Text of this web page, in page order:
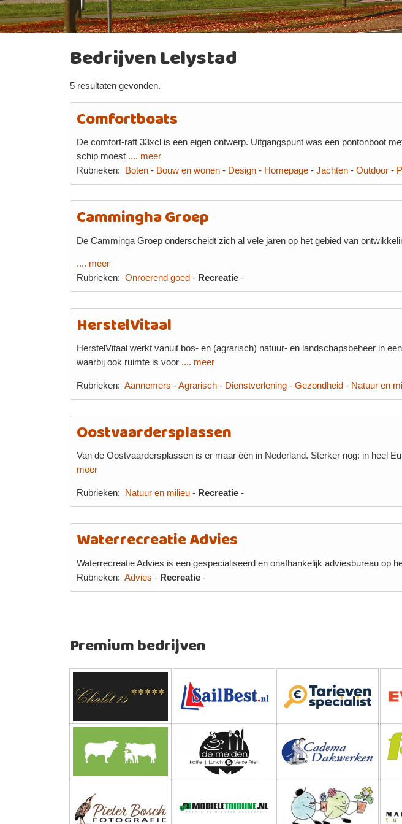
Bedrijven Lelystad
5 resultaten gevonden.
Comfortboats
De comfort-raft 33xcl is een eigen ontwerp. Uitgangspunt was een pontonboot
schip moest .... meer
Rubrieken:
Boten- Bouw en wonen- Design- Homepage- Jachten- Outdoor-
Cammingha Groep
De Camminga Groep onderscheidt zich al vele jaren op het gebied van
.... meer
Rubrieken: Onroerend goed - Recreatie-
HerstelVitaal
HerstelVitaal werkt vanuit bos- en (agrarisch) natuur- en landschapsbeheer in
waarbij ook ruimte is voor .... meer
Rubrieken: Aannemers -Agrarisch- Dienstverlening- Gezondheid- Natuur en
Oostvaardersplassen
Van de Oostvaardersplassen is er maar één in Nederland. Sterker nog: in heel
meer
Rubrieken: Natuur en milieu- Recreatie-
Waterrecreatie Advies
Waterrecreatie Advies is een gespecialiseerd en onafhankelijk adviesbureau op
Rubrieken: Advies - Recreatie-
Premium bedrijven